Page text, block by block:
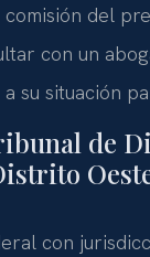
del
con un
su situación
de
con